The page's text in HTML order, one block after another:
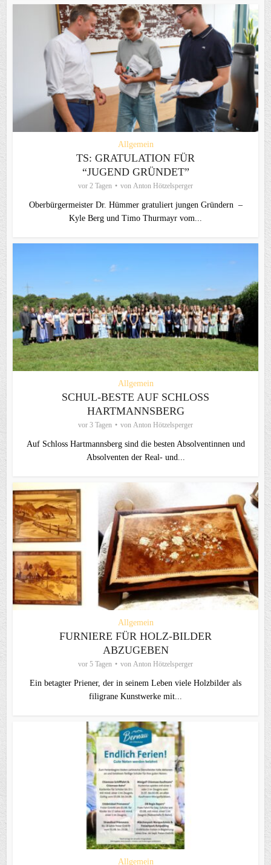
Allgemein
TS: GRATULATION FÜR
“JUGEND GRÜNDET”
vor 2 Tagen von Anton Hötzelsperger
Oberbürgermeister Dr. Hümmer gratuliert jungen Gründern –
Kyle Berg und Timo Thurmayr vom...
Allgemein
SCHUL-BESTE AUF SCHLOSS
HARTMANNSBERG
vor 3 Tagen von Anton Hötzelsperger
Auf Schloss Hartmannsberg sind die besten Absolventinnen und
Absolventen der Real- und...
Allgemein
FURNIERE FÜR HOLZ-BILDER
ABZUGEBEN
vor 5 Tagen von Anton Hötzelsperger
Ein betagter Priener, der in seinem Leben viele Holzbilder als
filigrane Kunstwerke mit...
Allgemein